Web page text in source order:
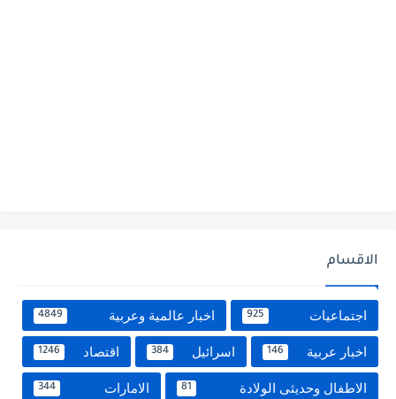
الاقسام
اجتماعيات 925 اخبار عالمية وعربية 4849
اخبار عربية 146 اسرائيل 384 اقتصاد 1246
الاطفال وحديثى الولادة 81 الامارات 344